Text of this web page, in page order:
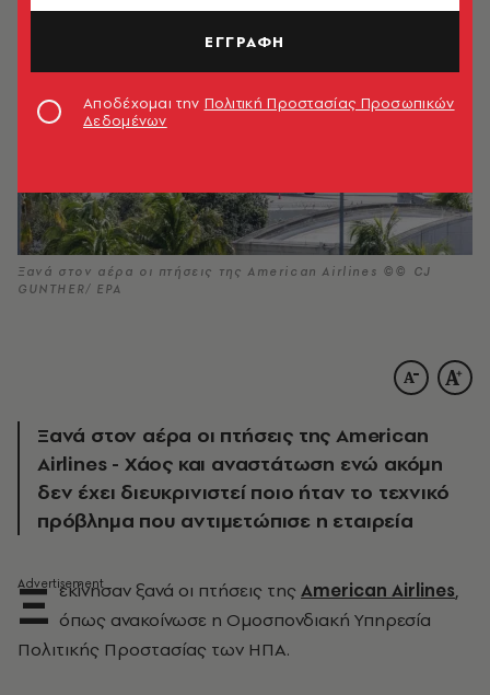
Ξανά στον αέρα οι πτήσεις της American Airlines ©© CJ
GUNTHER/ EPA
Ξανά στον αέρα οι πτήσεις της American
Airlines - Χάος και αναστάτωση ενώ ακόμη
δεν έχει διευκρινιστεί ποιο ήταν το τεχνικό
πρόβλημα που αντιμετώπισε η εταιρεία
Ξ εκίνησαν ξανά οι πτήσεις της American Airlines,
όπως ανακοίνωσε η Ομοσπονδιακή Υπηρεσία
Πολιτικής Προστασίας των ΗΠΑ.
ΕΓΓΡΑΦΗ
Αποδέχομαι την Πολιτική Προστασίας Προσωπικών
Δεδομένων